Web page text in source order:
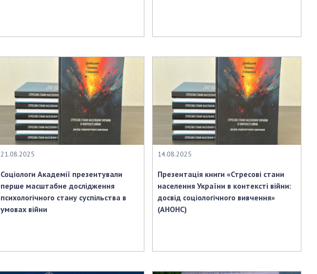
21.08.2025
Соціологи Академії презентували
перше масштабне дослідження
психологічного стану суспільства в
умовах війни
14.08.2025
Презентація книги «Стресові стани
населення України в контексті війни:
досвід соціологічного вивчення»
(АНОНС)